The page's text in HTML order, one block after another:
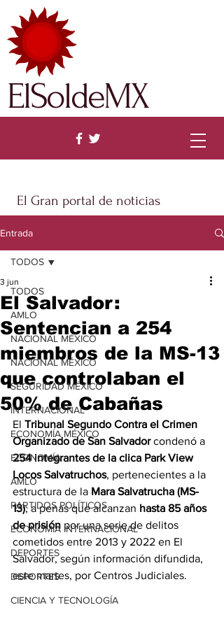
El Gran portal de noticias
ElSoldeMX
Entrada
TODOS
AMLO
NACIONAL MÉXICO
NACIONAL MÉXICO
SEGURIDAD MÉXICO
INTERNACIONAL
ECONOMÍA MÉXICO
ECONOMÍA
AMLO
PARTIDOS POLÍTICOS
ECONOMÍA INTERNACIONAL
DEPORTES
DEPORTES
CIENCIA Y TECNOLOGÍA
TODOS
El Salvador:
Sentencian a 254
miembros de la MS-13
que controlaban el
50% de Cabañas
3 jun
El Tribunal Segundo Contra el Crimen
Organizado de San Salvador condenó a
254 integrantes de la clica Park View
Locos Salvatruchos, pertenecientes a la
estructura de la Mara Salvatrucha (MS-
13), a penas que alcanzan hasta 85 años
de prisión por una serie de delitos
cometidos entre 2013 y 2022 en El
Salvador, según información difundida,
este martes, por Centros Judiciales.